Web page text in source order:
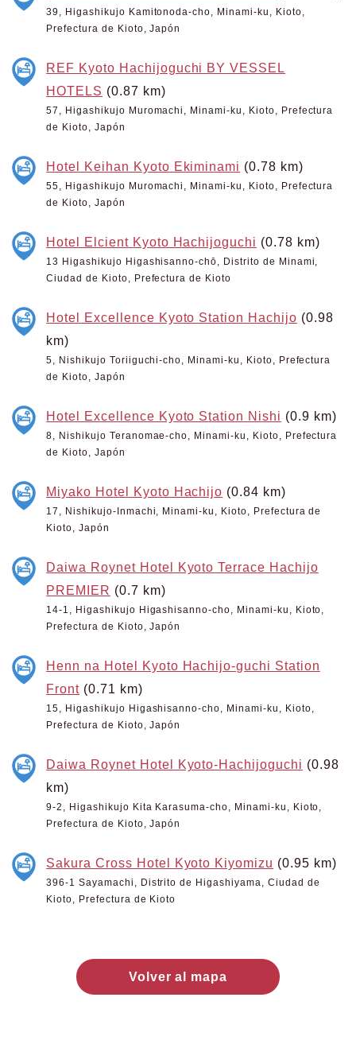
39, Higashikujo Kamitonoda-cho, Minami-ku, Kioto,
Prefectura de Kioto, Japón
REF Kyoto Hachijoguchi BY VESSEL
HOTELS (0.87 km)
57, Higashikujo Muromachi, Minami-ku, Kioto, Prefectura
de Kioto, Japón
Hotel Keihan Kyoto Ekiminami (0.78 km)
55, Higashikujo Muromachi, Minami-ku, Kioto, Prefectura
de Kioto, Japón
Hotel Elcient Kyoto Hachijoguchi (0.78 km)
13 Higashikujo Higashisanno-chō, Distrito de Minami,
Ciudad de Kioto, Prefectura de Kioto
Hotel Excellence Kyoto Station Hachijo (0.98
km)
5, Nishikujo Toriiguchi-cho, Minami-ku, Kioto, Prefectura
de Kioto, Japón
Hotel Excellence Kyoto Station Nishi (0.9 km)
8, Nishikujo Teranomae-cho, Minami-ku, Kioto, Prefectura
de Kioto, Japón
Miyako Hotel Kyoto Hachijo (0.84 km)
17, Nishikujo-Inmachi, Minami-ku, Kioto, Prefectura de
Kioto, Japón
Daiwa Roynet Hotel Kyoto Terrace Hachijo
PREMIER (0.7 km)
14-1, Higashikujo Higashisanno-cho, Minami-ku, Kioto,
Prefectura de Kioto, Japón
Henn na Hotel Kyoto Hachijo-guchi Station
Front (0.71 km)
15, Higashikujo Higashisanno-cho, Minami-ku, Kioto,
Prefectura de Kioto, Japón
Daiwa Roynet Hotel Kyoto-Hachijoguchi (0.98
km)
9-2, Higashikujo Kita Karasuma-cho, Minami-ku, Kioto,
Prefectura de Kioto, Japón
Sakura Cross Hotel Kyoto Kiyomizu (0.95 km)
396-1 Sayamachi, Distrito de Higashiyama, Ciudad de
Kioto, Prefectura de Kioto
Volver al mapa